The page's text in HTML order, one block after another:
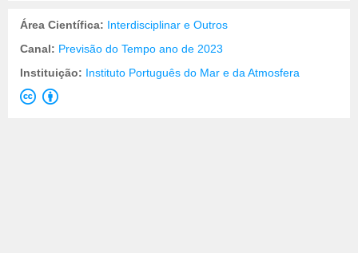
Área Científica: Interdisciplinar e Outros
Canal: Previsão do Tempo ano de 2023
Instituição: Instituto Português do Mar e da Atmosfera